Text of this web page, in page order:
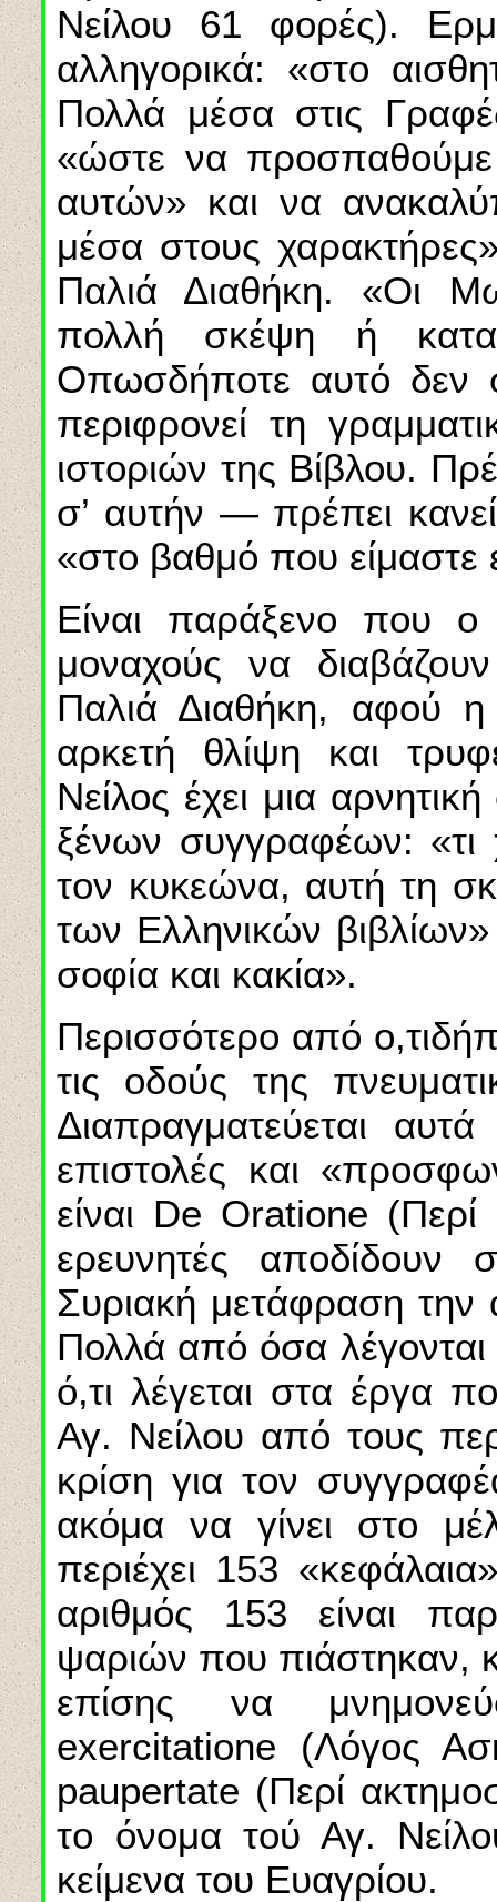
Νείλου 61 φορές).
αλληγορικά: «στο αισθη
Πολλά μέσα στις
«ώστε να
αυτών» και να
μέσα στους
Παλιά Διαθήκη. «Οι
πολλή σκέψη ή
Οπωσδήποτε αυτό δεν
περιφρονεί τη
ιστοριών της Βίβλου.
σ’ αυτήν — πρέπει
«στο βαθμό που είμαστε
Είναι παράξενο που ο
μοναχούς να
Παλιά Διαθήκη, αφού η
αρκετή θλίψη και
Νείλος έχει μια
ξένων συγγραφέων: «τι
τον κυκεώνα, αυτή τη
των Ελληνικών
σοφία και κακία».
Περισσότερο από
τις οδούς της
Διαπραγματεύεται
επιστολές και
είναι De Oratione
ερευνητές αποδίδουν
Συριακή μετάφραση την
Πολλά από όσα λέγονται
ό,τι λέγεται στα έργα
Αγ. Νείλου από τους
κρίση για τον
ακόμα να γίνει στο
περιέχει 153
αριθμός 153 είναι
ψαριών που πιάστηκαν,
επίσης να
exercitatione (Λόγος
paupertate (Περί
το όνομα τού Αγ.
κείμενα του Ευαγρίου.